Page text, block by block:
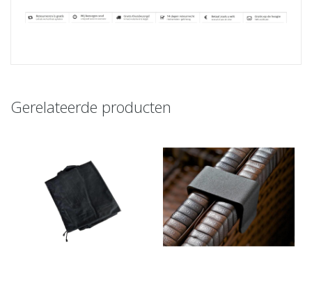
Gerelateerde producten